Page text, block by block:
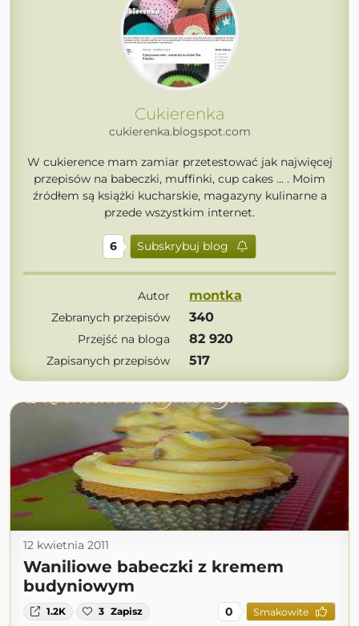
Cukierenka
cukierenka.blogspot.com
W cukierence mam zamiar przetestować jak najwięcej
przepisów na babeczki, muffinki, cup cakes ... . Moim
źródłem są książki kucharskie, magazyny kulinarne a
przede wszystkim internet.
6 Subskrybuj blog
Autor montka
Zebranych przepisów 340
Przejść na bloga 82 920
Zapisanych przepisów 517
12 kwietnia 2011
Waniliowe babeczki z kremem
budyniowym
1.2K 3 Zapisz 0 Smakowite